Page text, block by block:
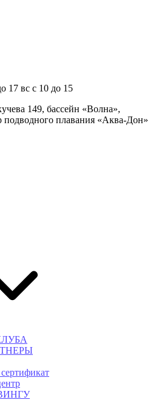
17 вс с 10 до 15
149, бассейн «Волна»,
подводного плавания «Аква-Дон»